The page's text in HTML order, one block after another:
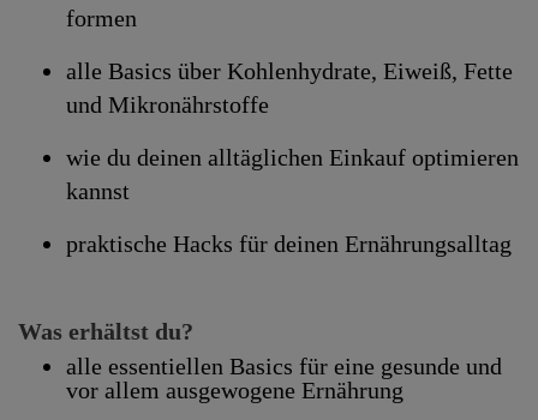
formen
alle Basics über Kohlenhydrate, Eiweiß, Fette
und Mikronährstoffe
wie du deinen alltäglichen Einkauf optimieren
kannst
praktische Hacks für deinen Ernährungsalltag
Was erhältst du?
alle essentiellen Basics für eine gesunde und
vor allem ausgewogene Ernährung